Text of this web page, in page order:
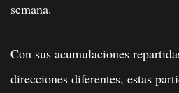
semana.
Con sus acumulaciones
direcciones diferentes, estas